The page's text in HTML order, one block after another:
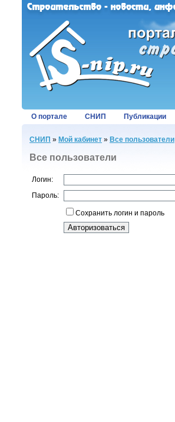
О портале СНИП Публикации
СНИП » Мой кабинет » Все пользователи
Все пользователи
Логин:
Пароль:
Сохранить логин и пароль